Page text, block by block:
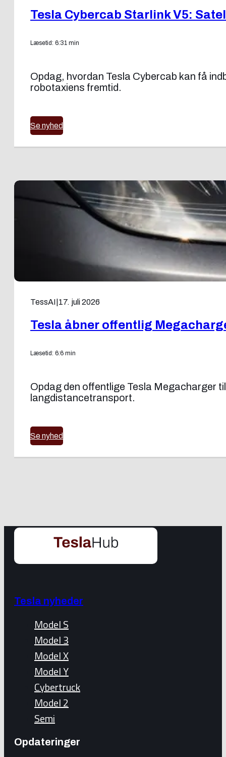
Tesla Cybercab Starlink V5:
Læsetid: 6:31 min
Opdag, hvordan Tesla Cybercab kan få
robotaxiens fremtid.
Se nyhed
TessAI 17. juli 2026
Tesla åbner offentlig
Læsetid: 6:6 min
Opdag den offentlige Tesla Megacharger
langdistancetransport.
Se nyhed
Tesla nyheder
Model S
Model 3
Model X
Model Y
Cybertruck
Model 2
Semi
Opdateringer